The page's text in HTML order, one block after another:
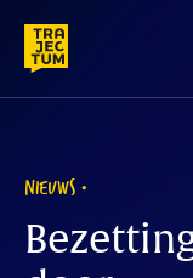
content
NIEUWS